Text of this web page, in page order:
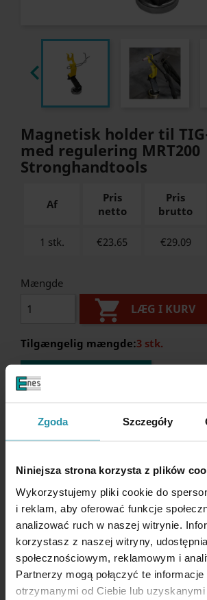
Zgoda Szczegóły
Niniejsza strona korzysta z plików
Wykorzystujemy pliki cookie do
i reklam, aby oferować funkcje
analizować ruch w naszej witrynie.
korzystasz z naszej witryny,
społecznościowym, reklamowym i
Partnerzy mogą połączyć te
otrzymanymi od Ciebie lub

Magnetisk holder til
med regulering MRT200
Stronghandtools
Af
Pris
netto
Pris
brutto
1 stk. €23.65 €29.09
Mængde
 LÆG I KURV
Tilgængelig mængde:3 stk.
PARAMETRE FOR YDEEVNE
Producent
Højde